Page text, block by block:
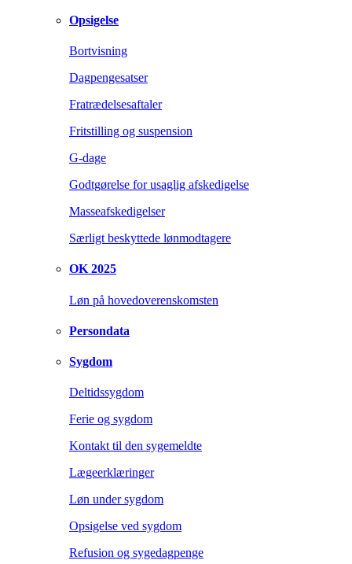
Opsigelse
Bortvisning
Dagpengesatser
Fratrædelsesaftaler
Fritstilling og suspension
G-dage
Godtgørelse for usaglig afskedigelse
Masseafskedigelser
Særligt beskyttede lønmodtagere
OK 2025
Løn på hovedoverenskomsten
Persondata
Sygdom
Deltidssygdom
Ferie og sygdom
Kontakt til den sygemeldte
Lægeerklæringer
Løn under sygdom
Opsigelse ved sygdom
Refusion og sygedagpenge